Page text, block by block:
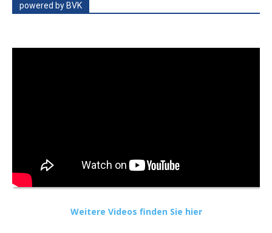
powered by BVK
Weitere Videos finden Sie hier